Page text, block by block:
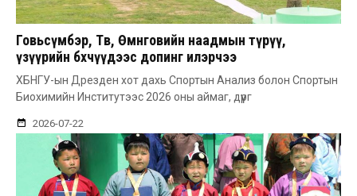
Говьсүмбэр, Төв, Өмнөговийн наадмын түрүү,
үзүүрийн бөхчүүдээс допинг илэрчээ
ХБНГУ-ын Дрезден хот дахь Спортын Анализ болон Спортын
Биохимийн Институтээс 2026 оны аймаг, дүүрг
2026-07-22